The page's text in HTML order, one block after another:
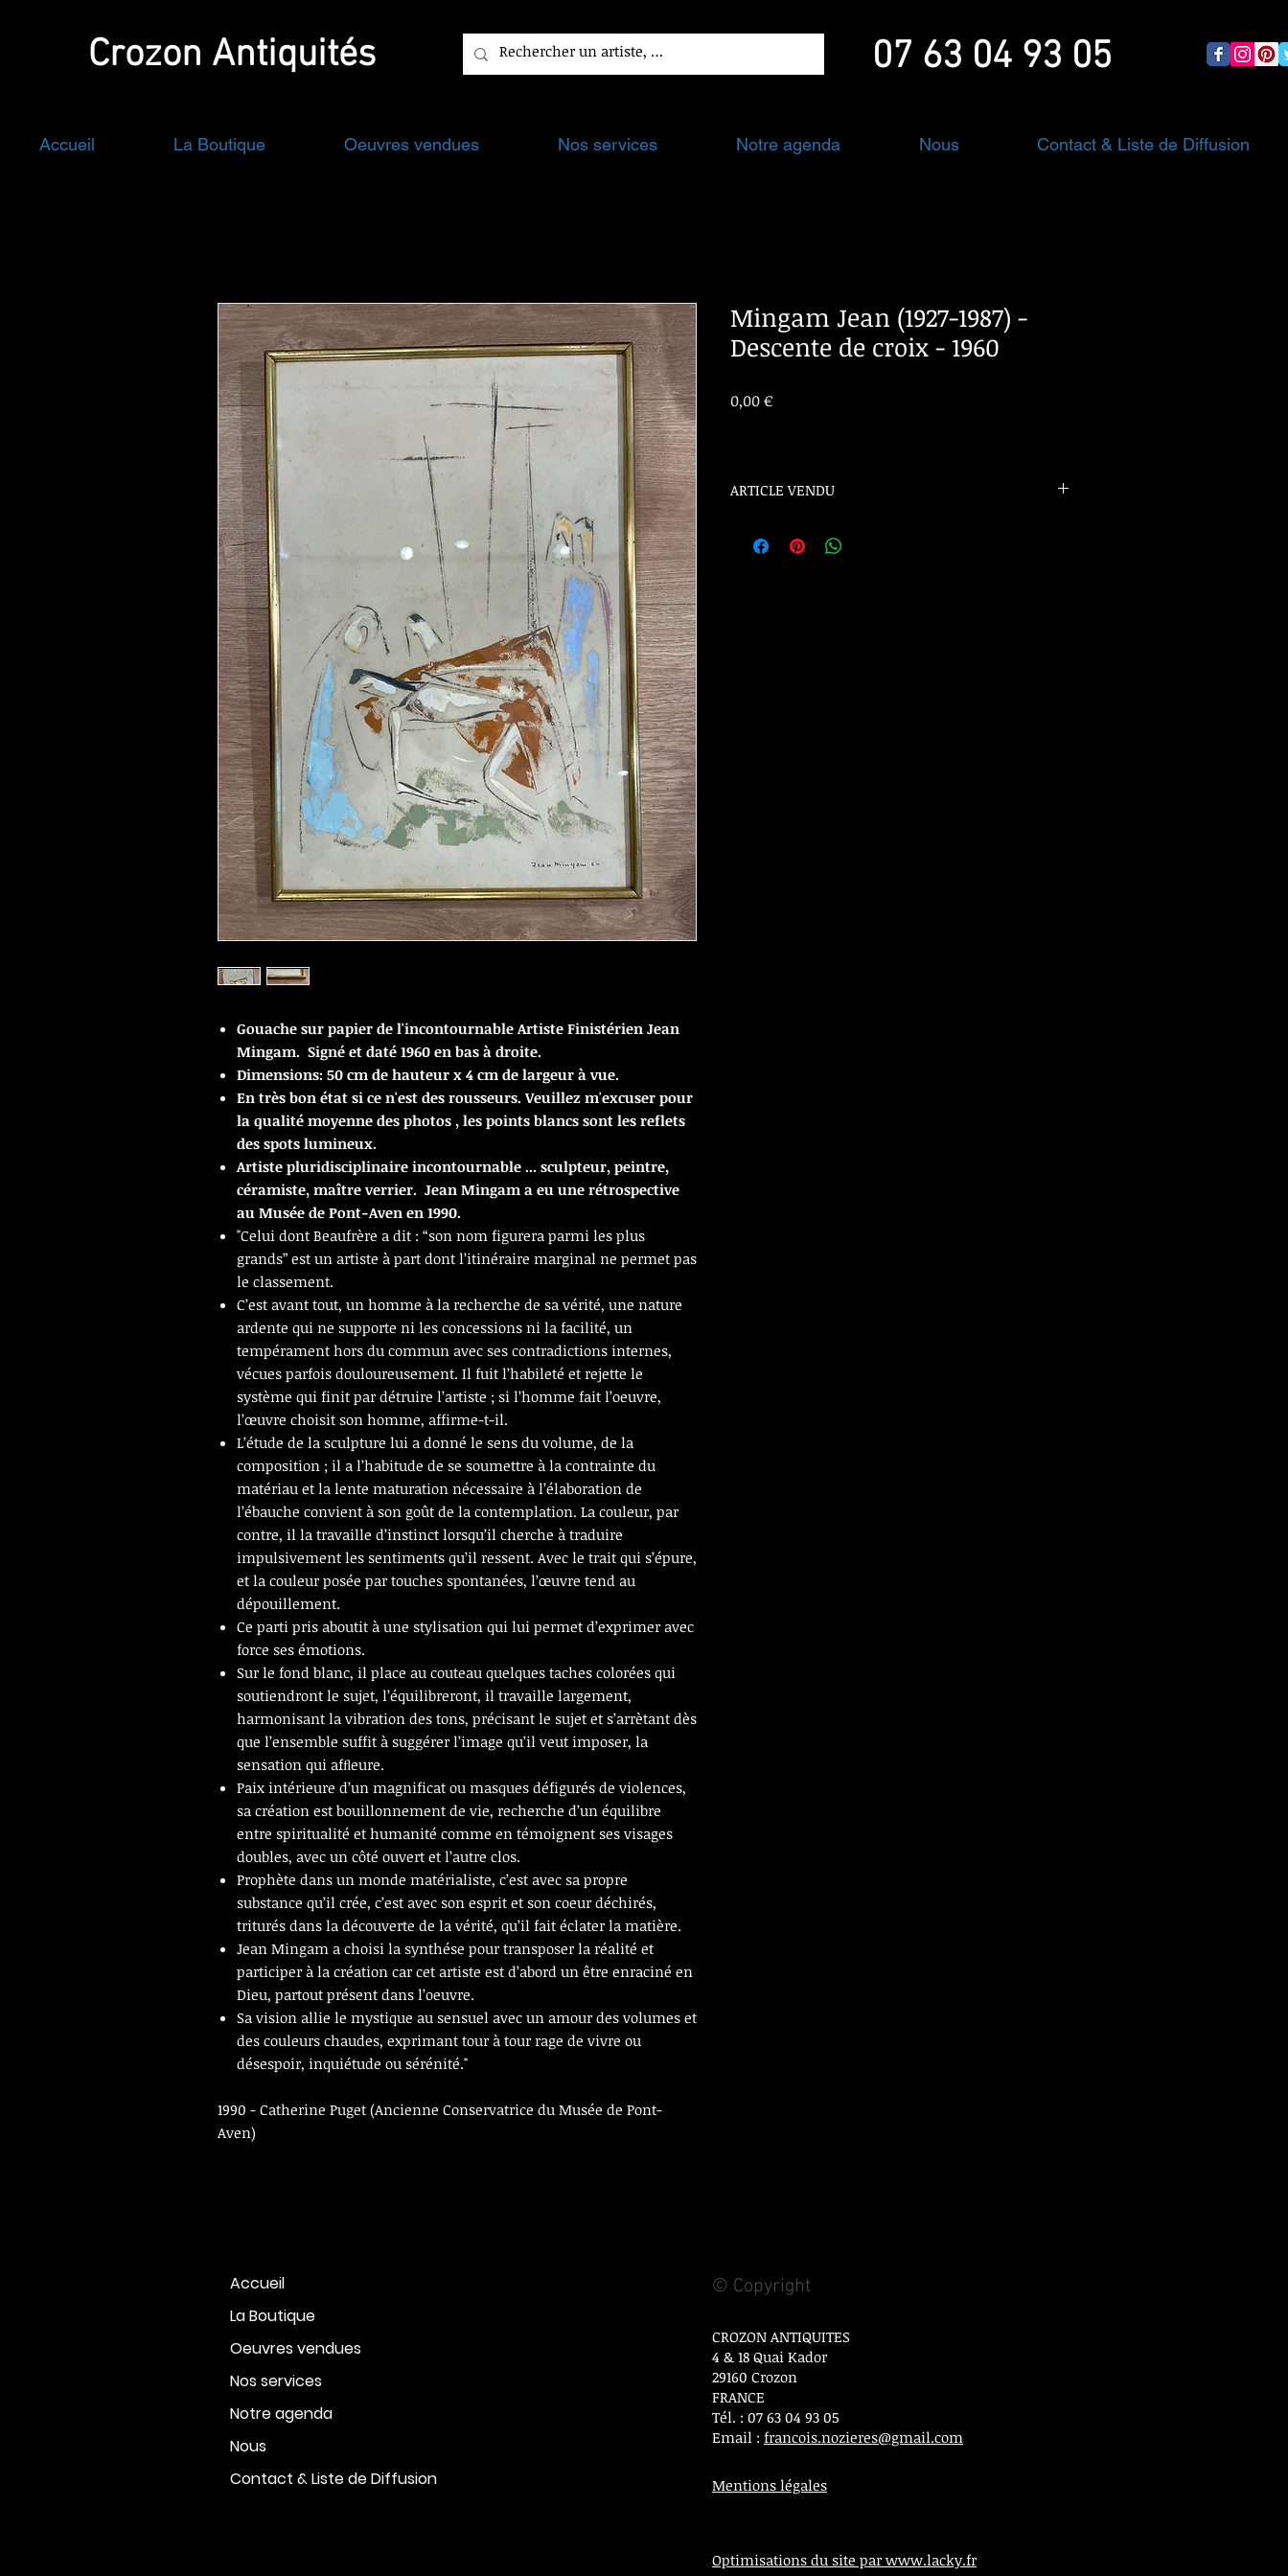
Crozon Antiquités 07 63 04 93 05
Accueil La Boutique Oeuvres vendues Nos services Notre agenda Nous Contact & Liste de Diffusion
Gouache sur papier de l'incontournable Artiste Finistérien Jean
Mingam. Signé et daté 1960 en bas à droite.
Dimensions: 50 cm de hauteur x 4 cm de largeur à vue.
En très bon état si ce n'est des rousseurs. Veuillez m'excuser pour
la qualité moyenne des photos , les points blancs sont les reflets
des spots lumineux.
Artiste pluridisciplinaire incontournable ... sculpteur, peintre,
céramiste, maître verrier. Jean Mingam a eu une rétrospective
au Musée de Pont-Aven en 1990.
"Celui dont Beaufrère a dit : “son nom figurera parmi les plus
grands” est un artiste à part dont l’itinéraire marginal ne permet pas
le classement.
C’est avant tout, un homme à la recherche de sa vérité, une nature
ardente qui ne supporte ni les concessions ni la facilité, un
tempérament hors du commun avec ses contradictions internes,
vécues parfois douloureusement. Il fuit l’habileté et rejette le
système qui finit par détruire l’artiste ; si l’homme fait l’oeuvre,
l’œuvre choisit son homme, affirme-t-il.
L’étude de la sculpture lui a donné le sens du volume, de la
composition ; il a l’habitude de se soumettre à la contrainte du
matériau et la lente maturation nécessaire à l’élaboration de
l’ébauche convient à son goût de la contemplation. La couleur, par
contre, il la travaille d’instinct lorsqu’il cherche à traduire
impulsivement les sentiments qu’il ressent. Avec le trait qui s’épure,
et la couleur posée par touches spontanées, l’œuvre tend au
dépouillement.
Ce parti pris aboutit à une stylisation qui lui permet d’exprimer avec
force ses émotions.
Sur le fond blanc, il place au couteau quelques taches colorées qui
soutiendront le sujet, l’équilibreront, il travaille largement,
harmonisant la vibration des tons, précisant le sujet et s’arrètant dès
que l’ensemble suffit à suggérer l’image qu’il veut imposer, la
sensation qui afﬂeure.
Paix intérieure d’un magnificat ou masques défigurés de violences,
sa création est bouillonnement de vie, recherche d’un équilibre
entre spiritualité et humanité comme en témoignent ses visages
doubles, avec un côté ouvert et l’autre clos.
Prophète dans un monde matérialiste, c’est avec sa propre
substance qu’il crée, c’est avec son esprit et son coeur déchirés,
triturés dans la découverte de la vérité, qu’il fait éclater la matière.
Jean Mingam a choisi la synthése pour transposer la réalité et
participer à la création car cet artiste est d’abord un être enraciné en
Dieu, partout présent dans l’oeuvre.
Sa vision allie le mystique au sensuel avec un amour des volumes et
des couleurs chaudes, exprimant tour à tour rage de vivre ou
désespoir, inquiétude ou sérénité."
1990 - Catherine Puget (Ancienne Conservatrice du Musée de Pont-
Aven)
Mingam Jean (1927-1987) -
Descente de croix - 1960
0,00 €Prix
ARTICLE VENDU
Accueil
La Boutique
Oeuvres vendues
Nos services
Notre agenda
Nous
Contact & Liste de Diffusion
© Copyright
CROZON ANTIQUITES
4 & 18 Quai Kador
29160 Crozon
FRANCE
Tél. : 07 63 04 93 05
Email : francois.nozieres@gmail.com
Mentions légales
Optimisations du site par www.lacky.fr